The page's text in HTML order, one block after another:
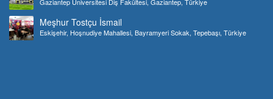
Gaziantep Üniversitesi Diş Fakültesi, Gaziantep, Türkiye
Meşhur Tostçu İsmail
Eskişehir, Hoşnudiye Mahallesi, Bayramyeri Sokak, Tepebaşı, Türkiye